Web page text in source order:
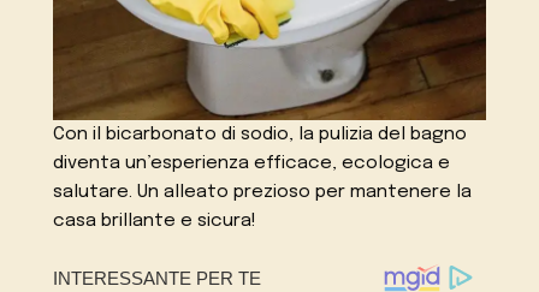
Con il bicarbonato di sodio, la pulizia del bagno
diventa un’esperienza efficace, ecologica e
salutare. Un alleato prezioso per mantenere la
casa brillante e sicura!